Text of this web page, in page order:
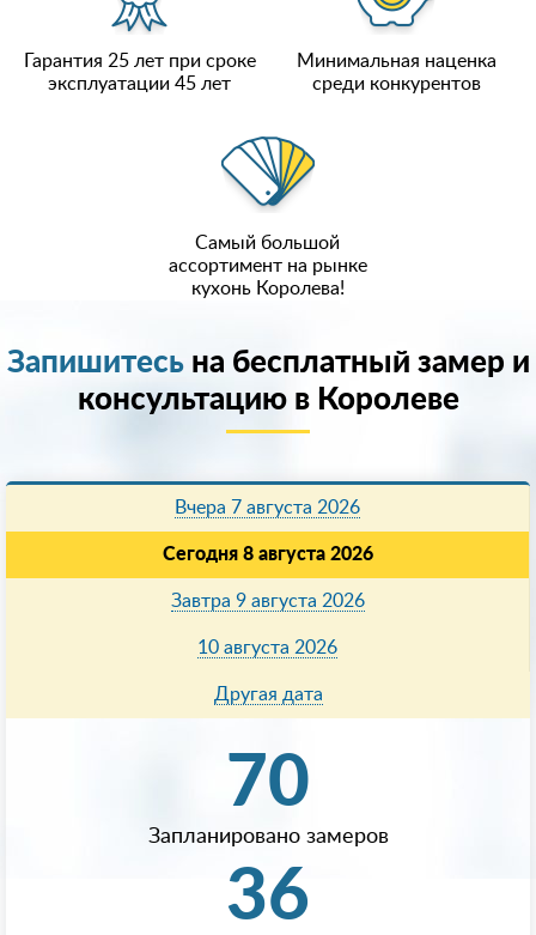
Гарантия 25 лет при сроке
эксплуатации 45 лет
Минимальная наценка
среди конкурентов
Самый большой
ассортимент на рынке
кухонь Королева!
Запишитесьна бесплатный замер и
консультацию в Королеве
Вчера 7 августа 2026
Сегодня 8 августа 2026
Завтра 9 августа 2026
10 августа 2026
Другая дата
70
Запланировано замеров
36